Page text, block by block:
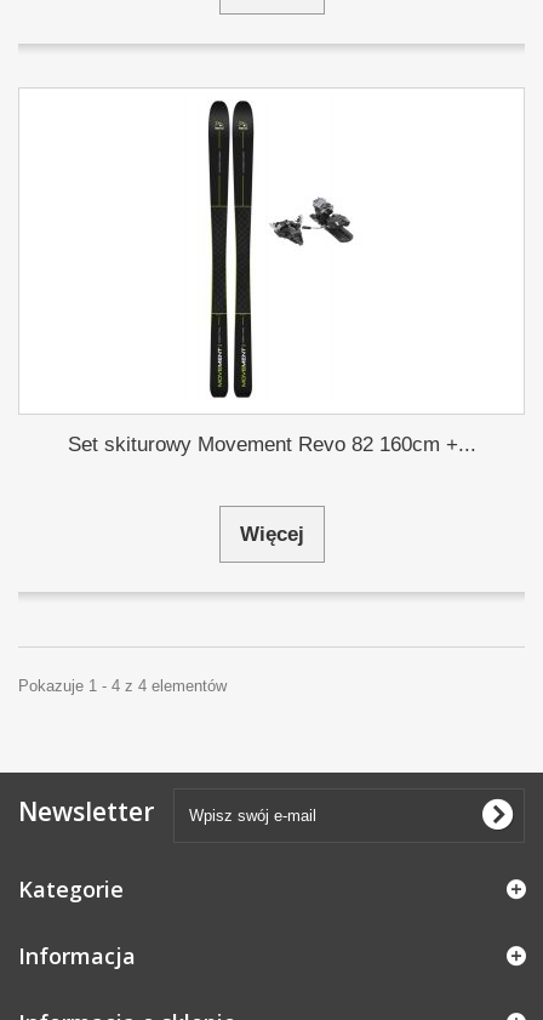
Set skiturowy Movement Revo 82 160cm +...
Więcej
Pokazuje 1 - 4 z 4 elementów
Newsletter
Kategorie
Informacja